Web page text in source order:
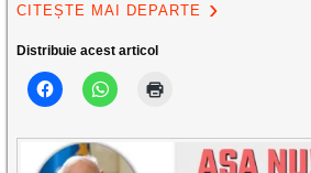
CITEȘTE MAI DEPARTE
Distribuie acest articol